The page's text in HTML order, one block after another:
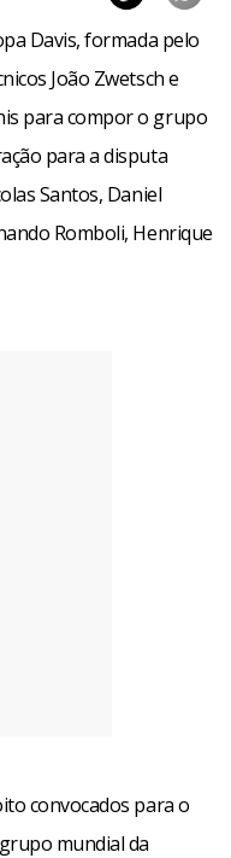
Davis, formada pelo
João Zwetsch e
para compor o grupo
para a disputa
Santos, Daniel
Romboli, Henrique
convocados para o
mundial da